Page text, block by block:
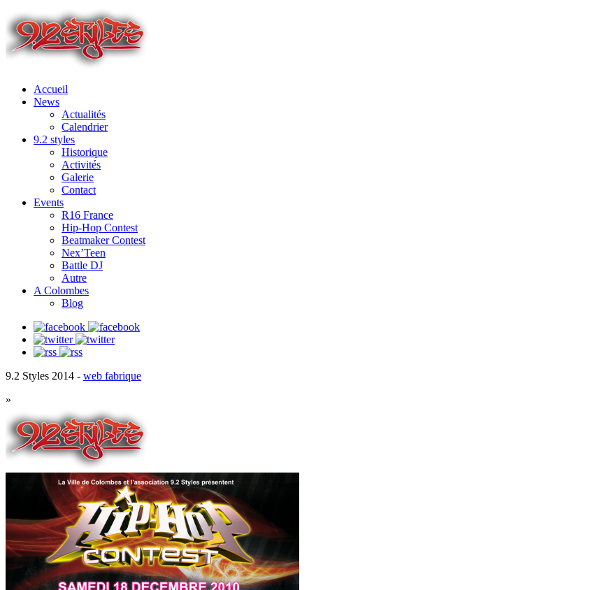
Accueil
News
Actualités
Calendrier
9.2 styles
Historique
Activités
Galerie
Contact
Events
R16 France
Hip-Hop Contest
Beatmaker Contest
Nex’Teen
Battle DJ
Autre
A Colombes
Blog
9.2 Styles 2014 - web fabrique
»